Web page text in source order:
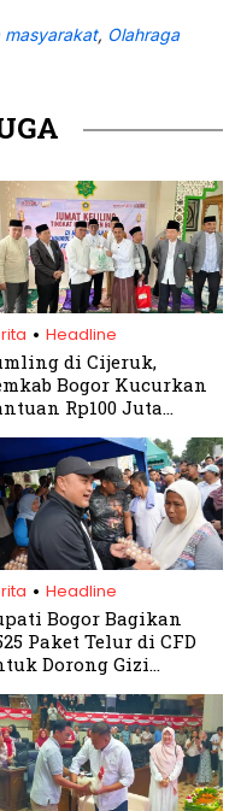
masyarakat, Olahraga
. Headline
di Cijeruk,
Bogor Kucurkan
Rp100 Juta
. Headline
Bogor Bagikan
Paket Telur di CFD
Dorong Gizi